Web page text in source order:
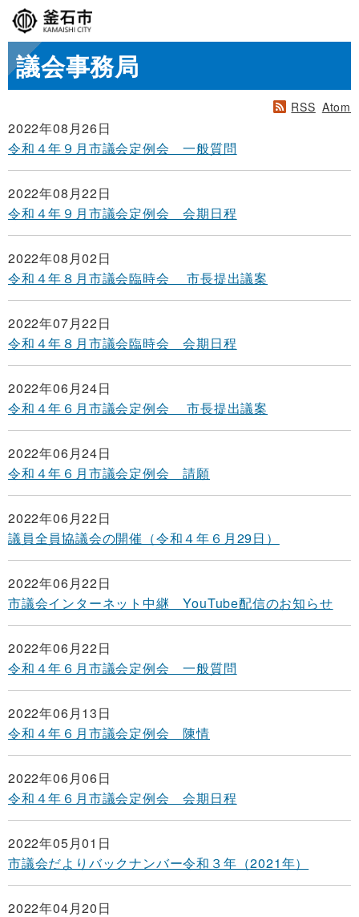
議会事務局
RSS Atom
2022年08月26日
令和４年９月市議会定例会 一般質問
2022年08月22日
令和４年９月市議会定例会 会期日程
2022年08月02日
令和４年８月市議会臨時会 市長提出議案
2022年07月22日
令和４年８月市議会臨時会 会期日程
2022年06月24日
令和４年６月市議会定例会 市長提出議案
2022年06月24日
令和４年６月市議会定例会 請願
2022年06月22日
議員全員協議会の開催（令和４年６月29日）
2022年06月22日
市議会インターネット中継 YouTube配信のお知らせ
2022年06月22日
令和４年６月市議会定例会 一般質問
2022年06月13日
令和４年６月市議会定例会 陳情
2022年06月06日
令和４年６月市議会定例会 会期日程
2022年05月01日
市議会だよりバックナンバー令和３年（2021年）
2022年04月20日